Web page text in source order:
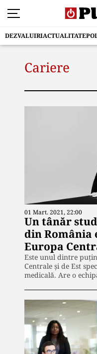
DEZVALUIRIACTUALITATE
Cariere
01 Mart. 2021, 22:00
Un tânăr
din România
Europa
Este unul dintre
Centrale și de Est
medicală. Are o